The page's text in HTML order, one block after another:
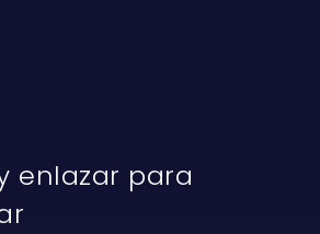
enlazar para